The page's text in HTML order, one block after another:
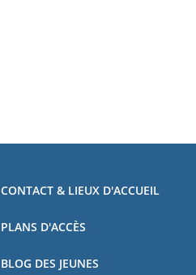
CONTACT & LIEUX D'ACCUEIL
PLANS D'ACCÈS
BLOG DES JEUNES